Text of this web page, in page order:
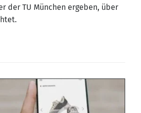
der TU Mün­chen erge­ben, über